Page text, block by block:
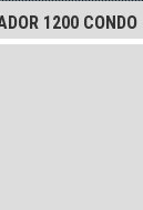
1200